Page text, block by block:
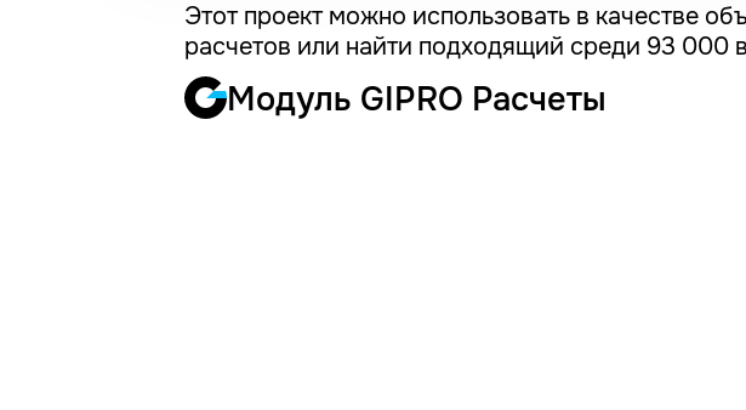
Этот проект можно использовать в качестве
расчетов или найти подходящий среди 93 000
Модуль GIPRO Расчеты